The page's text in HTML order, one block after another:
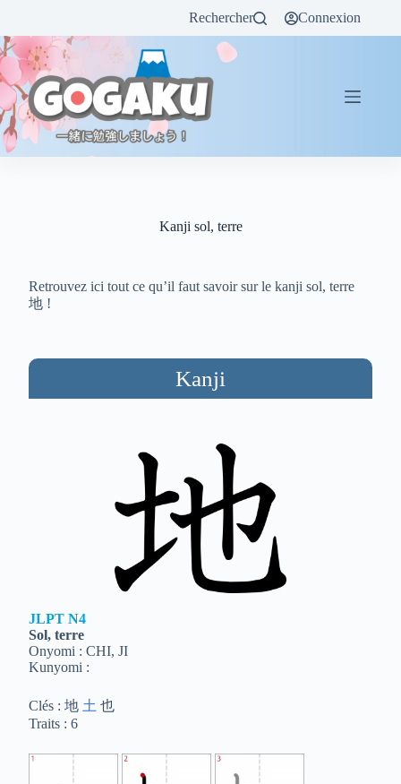
Rechercher Connexion
Kanji sol, terre
Retrouvez ici tout ce qu’il faut savoir sur le kanji sol, terre
地 !
Kanji
JLPT N4
Sol, terre
Onyomi : CHI, JI
Kunyomi :
Clés : 地 土 也
Traits : 6